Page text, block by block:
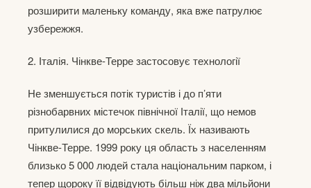
розширити маленьку команду, яка вже патрулює
узбережжя.
2. Італія. Чінкве-Терре застосовує технології
Не зменшується потік туристів і до п’яти
різнобарвних містечок північної Італії, що немов
притулилися до морських скель. Їх називають
Чінкве-Терре. 1999 року ця область з населенням
близько 5 000 людей стала національним парком, і
тепер щороку її відвідують більш ніж два мільйони